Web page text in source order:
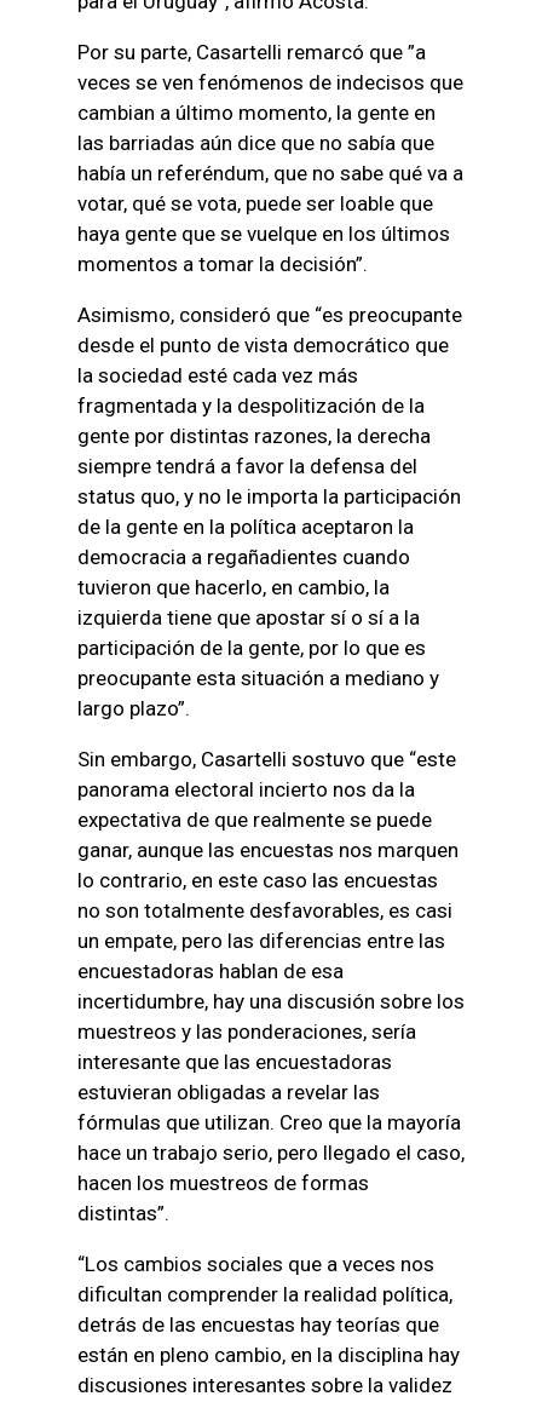
Por su parte, Casartelli remarcó que ”a
veces se ven fenómenos de indecisos que
cambian a último momento, la gente en
las barriadas aún dice que no sabía que
había un referéndum, que no sabe qué va a
votar, qué se vota, puede ser loable que
haya gente que se vuelque en los últimos
momentos a tomar la decisión”.
Asimismo, consideró que “es preocupante
desde el punto de vista democrático que
la sociedad esté cada vez más
fragmentada y la despolitización de la
gente por distintas razones, la derecha
siempre tendrá a favor la defensa del
status quo, y no le importa la participación
de la gente en la política aceptaron la
democracia a regañadientes cuando
tuvieron que hacerlo, en cambio, la
izquierda tiene que apostar sí o sí a la
participación de la gente, por lo que es
preocupante esta situación a mediano y
largo plazo”.
Sin embargo, Casartelli sostuvo que “este
panorama electoral incierto nos da la
expectativa de que realmente se puede
ganar, aunque las encuestas nos marquen
lo contrario, en este caso las encuestas
no son totalmente desfavorables, es casi
un empate, pero las diferencias entre las
encuestadoras hablan de esa
incertidumbre, hay una discusión sobre los
muestreos y las ponderaciones, sería
interesante que las encuestadoras
estuvieran obligadas a revelar las
fórmulas que utilizan. Creo que la mayoría
hace un trabajo serio, pero llegado el caso,
hacen los muestreos de formas
distintas”.
“Los cambios sociales que a veces nos
dificultan comprender la realidad política,
detrás de las encuestas hay teorías que
están en pleno cambio, en la disciplina hay
discusiones interesantes sobre la validez